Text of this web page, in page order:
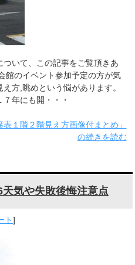
いて、この記事をご覧頂きあ
館のイベント参加予定の方が気
方,眺めという悩があります。
年にも開・・・
１階２階見え方画像付まとめ」
の続きを読む
気や失敗後悔注意点
ト]